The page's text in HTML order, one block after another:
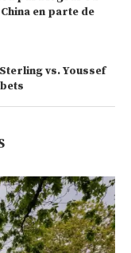
en parte de
vs. Youssef